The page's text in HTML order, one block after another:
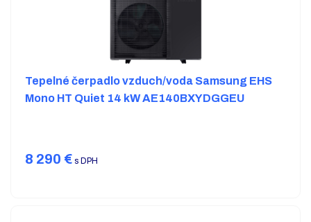
Tepelné čerpadlo vzduch/voda Samsung EHS
Mono HT Quiet 14 kW AE140BXYDGGEU
8 290 € s DPH